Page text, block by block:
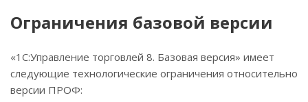
Ограничения базовой версии
«1С:Управление торговлей 8. Базовая версия» имеет
следующие технологические ограничения относительно
версии ПРОФ: